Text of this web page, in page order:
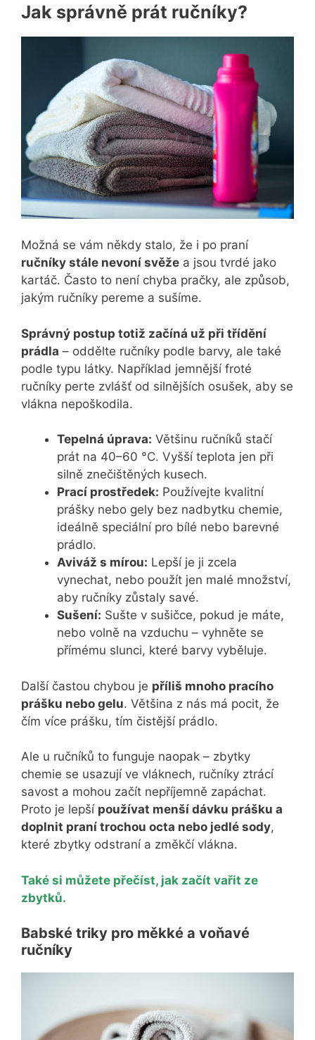
Jak správně prát ručníky?
Možná se vám někdy stalo, že i po praní
ručníky stále nevoní svěže a jsou tvrdé jako
kartáč. Často to není chyba pračky, ale způsob,
jakým ručníky pereme a sušíme.
Správný postup totiž začíná už při třídění
prádla – oddělte ručníky podle barvy, ale také
podle typu látky. Například jemnější froté
ručníky perte zvlášť od silnějších osušek, aby se
vlákna nepoškodila.
Tepelná úprava: Většinu ručníků stačí
prát na 40–60 °C. Vyšší teplota jen při
silně znečištěných kusech.
Prací prostředek: Používejte kvalitní
prášky nebo gely bez nadbytku chemie,
ideálně speciální pro bílé nebo barevné
prádlo.
Aviváž s mírou: Lepší je ji zcela
vynechat, nebo použít jen malé množství,
aby ručníky zůstaly savé.
Sušení: Sušte v sušičce, pokud je máte,
nebo volně na vzduchu – vyhněte se
přímému slunci, které barvy vyběluje.
Další častou chybou je příliš mnoho pracího
prášku nebo gelu. Většina z nás má pocit, že
čím více prášku, tím čistější prádlo.
Ale u ručníků to funguje naopak – zbytky
chemie se usazují ve vláknech, ručníky ztrácí
savost a mohou začít nepříjemně zapáchat.
Proto je lepší používat menší dávku prášku a
doplnit praní trochou octa nebo jedlé sody,
které zbytky odstraní a změkčí vlákna.
Také si můžete přečíst, jak začít vařit ze
zbytků.
Babské triky pro měkké a voňavé
ručníky